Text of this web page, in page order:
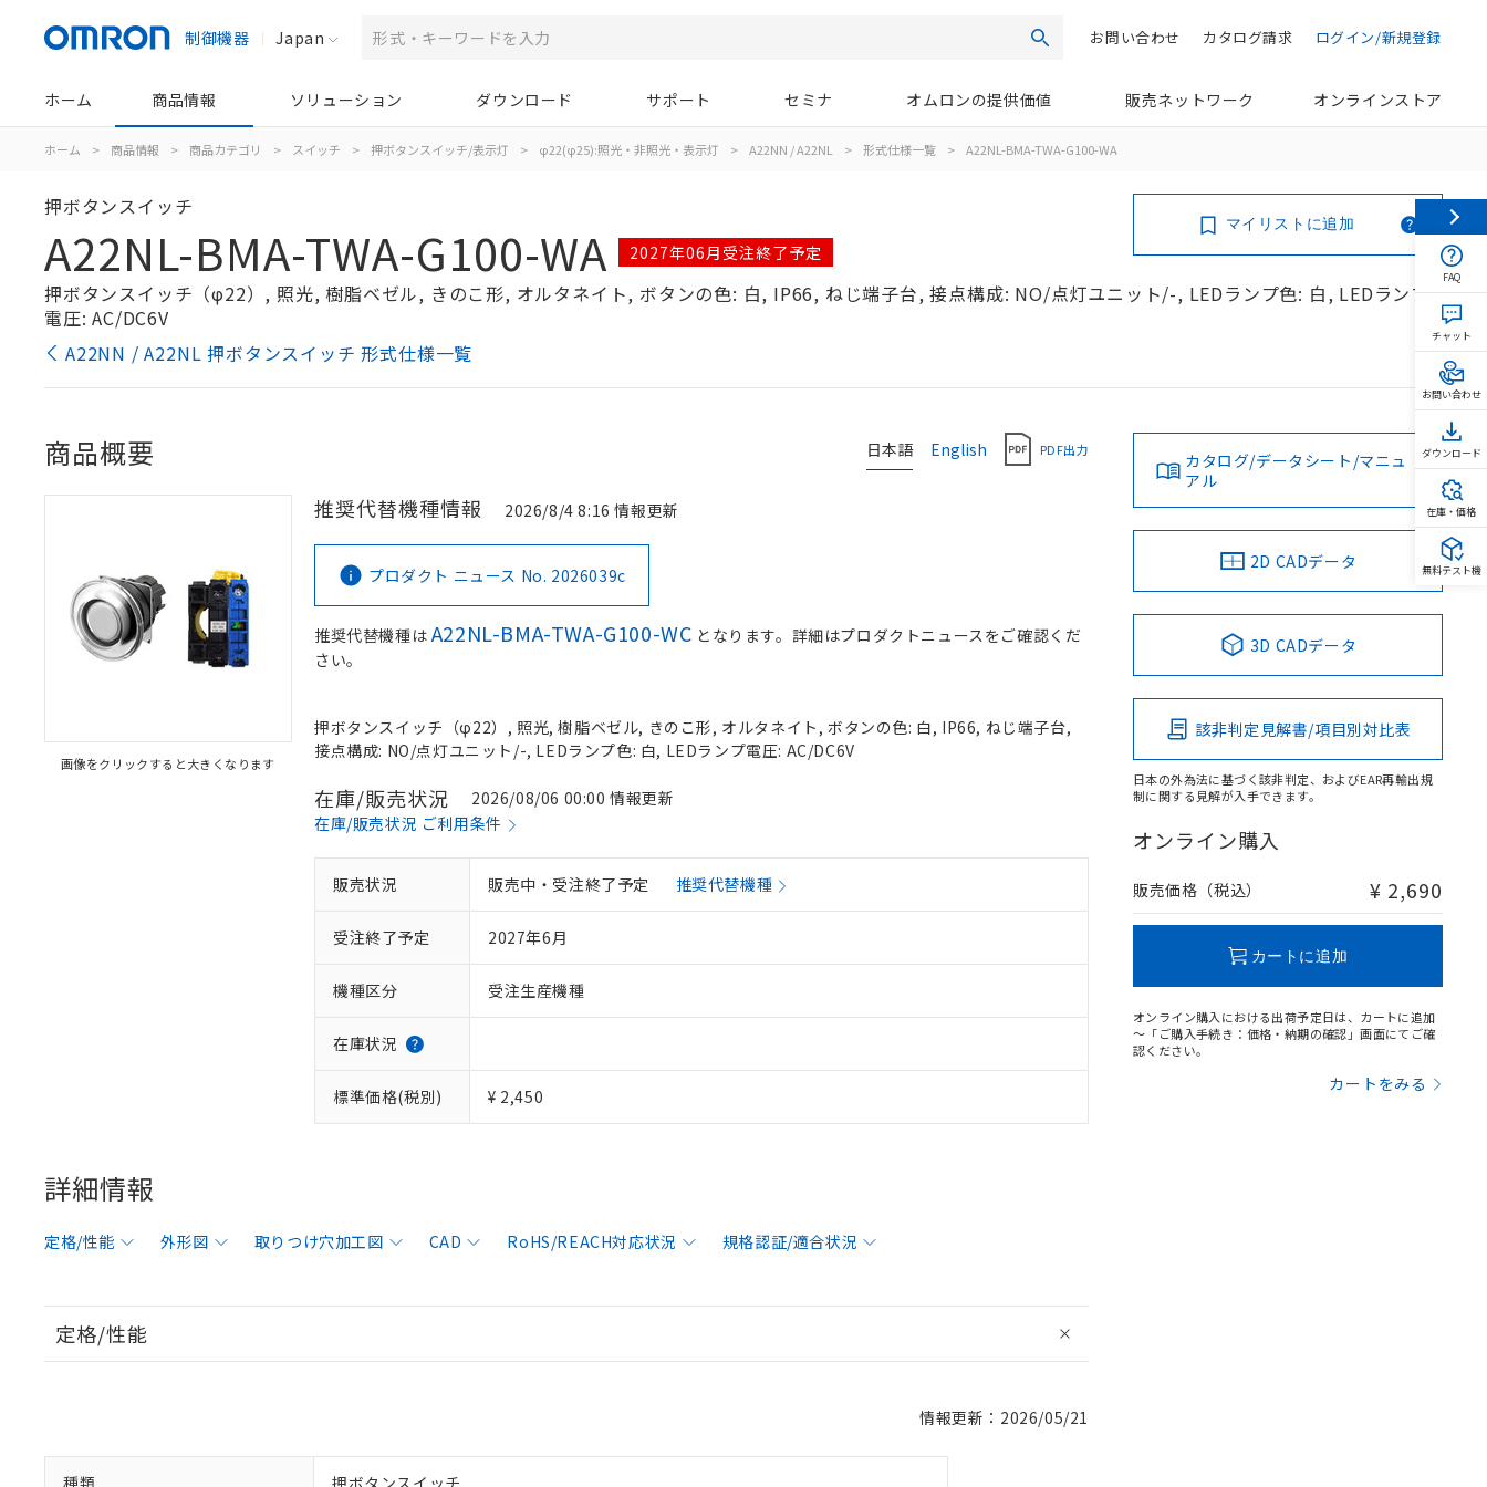
制御機器 Japan 検索 ログイン/新規登録
カタログ請求
お問い合わせ
ホーム 商品情報 ソリューション ダウンロード サポート セミナ オムロンの提供価値 販売ネットワーク オンラインストア
ホーム > 商品情報 > 商品カテゴリ > スイッチ > 押ボタンスイッチ/表示灯 > φ22(φ25):照光・非照光・表示灯 > A22NN / A22NL > 形式仕様一覧 > A22NL-BMA-TWA-G100-WA
押ボタンスイッチ
A22NL-BMA-TWA-G100-WA 2027年06月受注終了予定
押ボタンスイッチ（φ22）, 照光, 樹脂ベゼル, きのこ形, オルタネイト, ボタンの色: 白, IP66, ねじ端子台, 接点構成: NO/点灯ユニット/-, LEDランプ色: 白, LEDランプ
電圧: AC/DC6V
A22NN / A22NL 押ボタンスイッチ 形式仕様一覧
マイリストに追加
日本語 English PDF出力
商品概要
画像をクリックすると大きくなります
推奨代替機種情報 2026/8/4 8:16 情報更新
プロダクト ニュース No. 2026039c
推奨代替機種はA22NL-BMA-TWA-G100-WC となります。詳細はプロダクトニュースをご確認くだ
さい。
押ボタンスイッチ（φ22）, 照光, 樹脂ベゼル, きのこ形, オルタネイト, ボタンの色: 白, IP66, ねじ端子台,
接点構成: NO/点灯ユニット/-, LEDランプ色: 白, LEDランプ電圧: AC/DC6V
在庫/販売状況
2026/08/06 00:00 情報更新
在庫/販売状況 ご利用条件
販売状況 販売中・受注終了予定 推奨代替機種
受注終了予定 2027年6月
機種区分 受注生産機種
在庫状況
標準価格(税別) ¥ 2,450
詳細情報
定格/性能 外形図 取りつけ穴加工図 CAD RoHS/REACH対応状況 規格認証/適合状況
定格/性能
情報更新：2026/05/21
種類 押ボタンスイッチ
カタログ/データシート/マニュ
アル
2D CADデータ
3D CADデータ
該非判定見解書/項目別対比表
日本の外為法に基づく該非判定、およびEAR再輸出規
制に関する見解が入手できます。
オンライン購入
販売価格（税込） ¥ 2,690
カートに追加
オンライン購入における出荷予定日は、カートに追加
～「ご購入手続き：価格・納期の確認」画面にてご確
認ください。
カートをみる
FAQ
チャット
お問い合わせ
ダウンロード
在庫・価格
無料テスト機